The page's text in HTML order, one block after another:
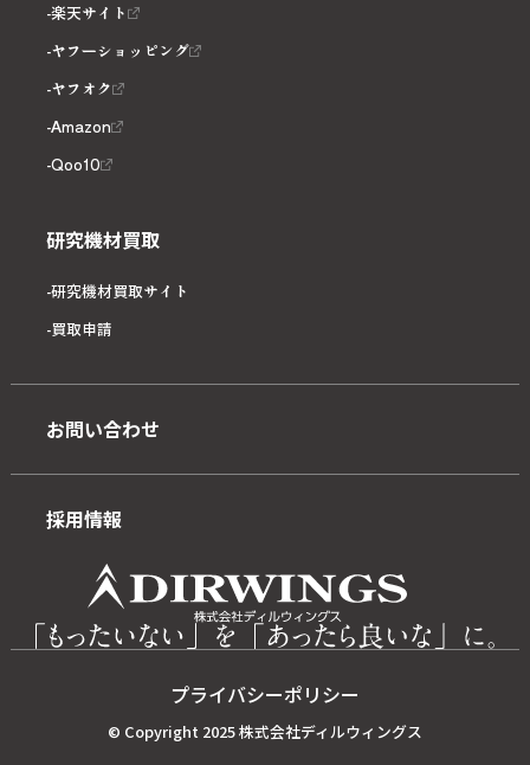
楽天サイト
ヤフーショッピング
ヤフオク
Amazon
Qoo10
研究機材買取
研究機材買取サイト
買取申請
お問い合わせ
採用情報
プライバシーポリシー
© Copyright 2025 株式会社ディルウィングス